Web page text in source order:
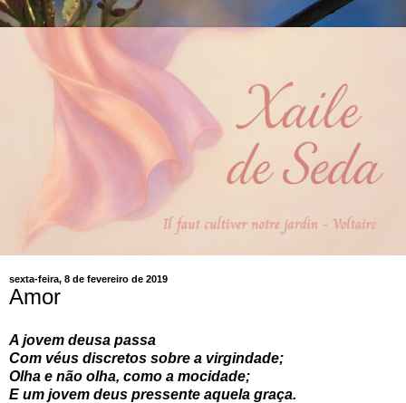
sexta-feira, 8 de fevereiro de 2019
Amor
A jovem deusa passa
Com véus discretos sobre a virgindade;
Olha e não olha, como a mocidade;
E um jovem deus pressente aquela graça.